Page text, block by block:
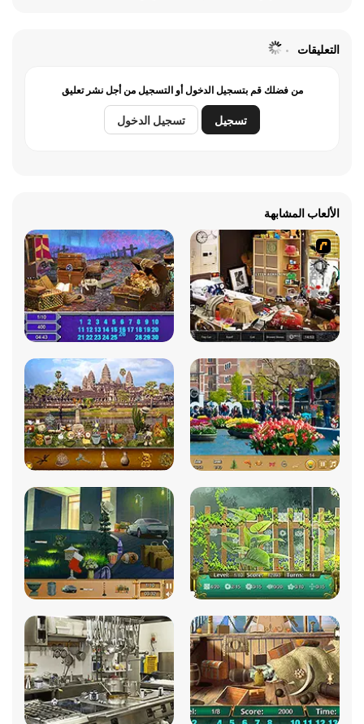
التعليقات
من فضلك قم بتسجيل الدخول أو التسجيل من أجل نشر تعليق
تسجيل تسجيل الدخول
الألعاب المشابهة